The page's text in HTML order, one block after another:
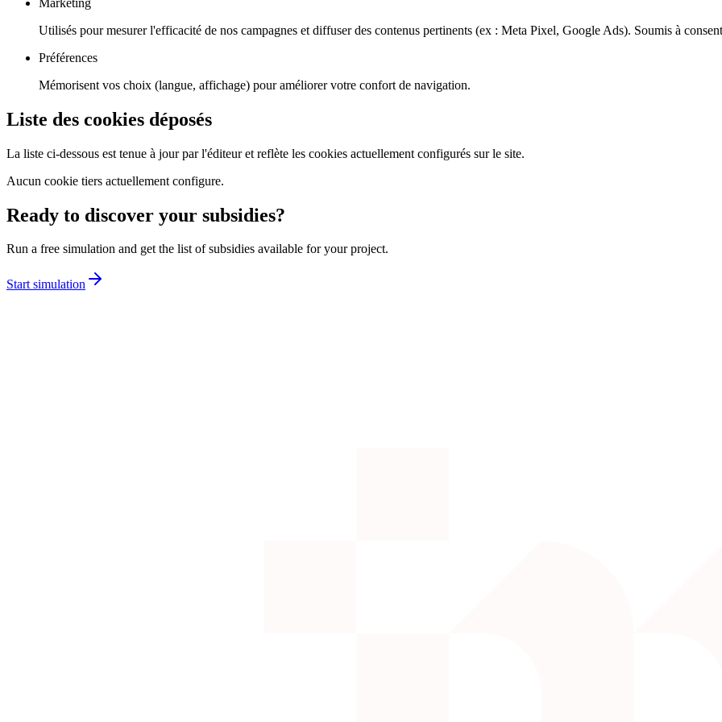
Utilisés pour mesurer l'efficacité de nos campagnes et diffuser des contenus pertinents (ex : Meta Pixel, Google Ads). Soumis à
Préférences
Mémorisent vos choix (langue, affichage) pour améliorer votre confort de navigation.
Liste des cookies déposés
La liste ci-dessous est tenue à jour par l'éditeur et reflète les cookies actuellement configurés sur le site.
Aucun cookie tiers actuellement configure.
Ready to discover your subsidies?
Run a free simulation and get the list of subsidies available for your project.
Start simulation